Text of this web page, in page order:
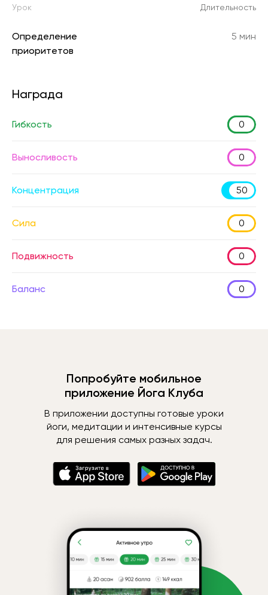
Урок Длительность
Определение
приоритетов
5 мин
Награда
Гибкость 0
Выносливость 0
Концентрация 50
Сила 0
Подвижность 0
Баланс 0
Попробуйте мобильное
приложение Йога Клуба
В приложении доступны готовые уроки
йоги, медитации и интенсивные курсы
для решения самых разных задач.